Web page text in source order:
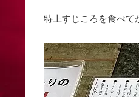
特上すじころを食べて